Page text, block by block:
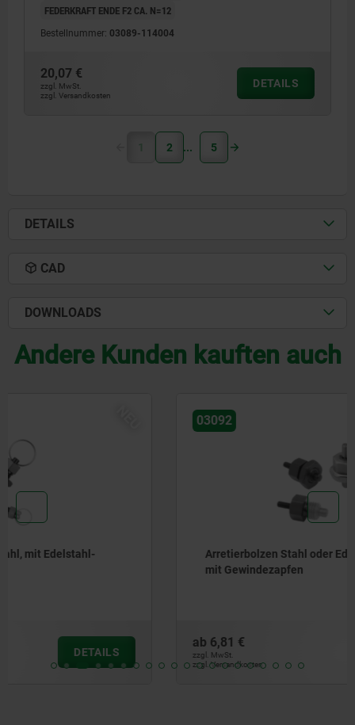
FEDERKRAFT ENDE F2 CA. N=12
Bestellnummer: 03089-114004
20,07 €
zzgl. MwSt.
zzgl. Versandkosten
DETAILS
1 2 5
DETAILS
CAD
DOWNLOADS
Andere Kunden kauften auch
Arretierbolzen Stahl oder Edelstahl, kurze Ausführung,
6,81 €
zzgl. Versandkosten